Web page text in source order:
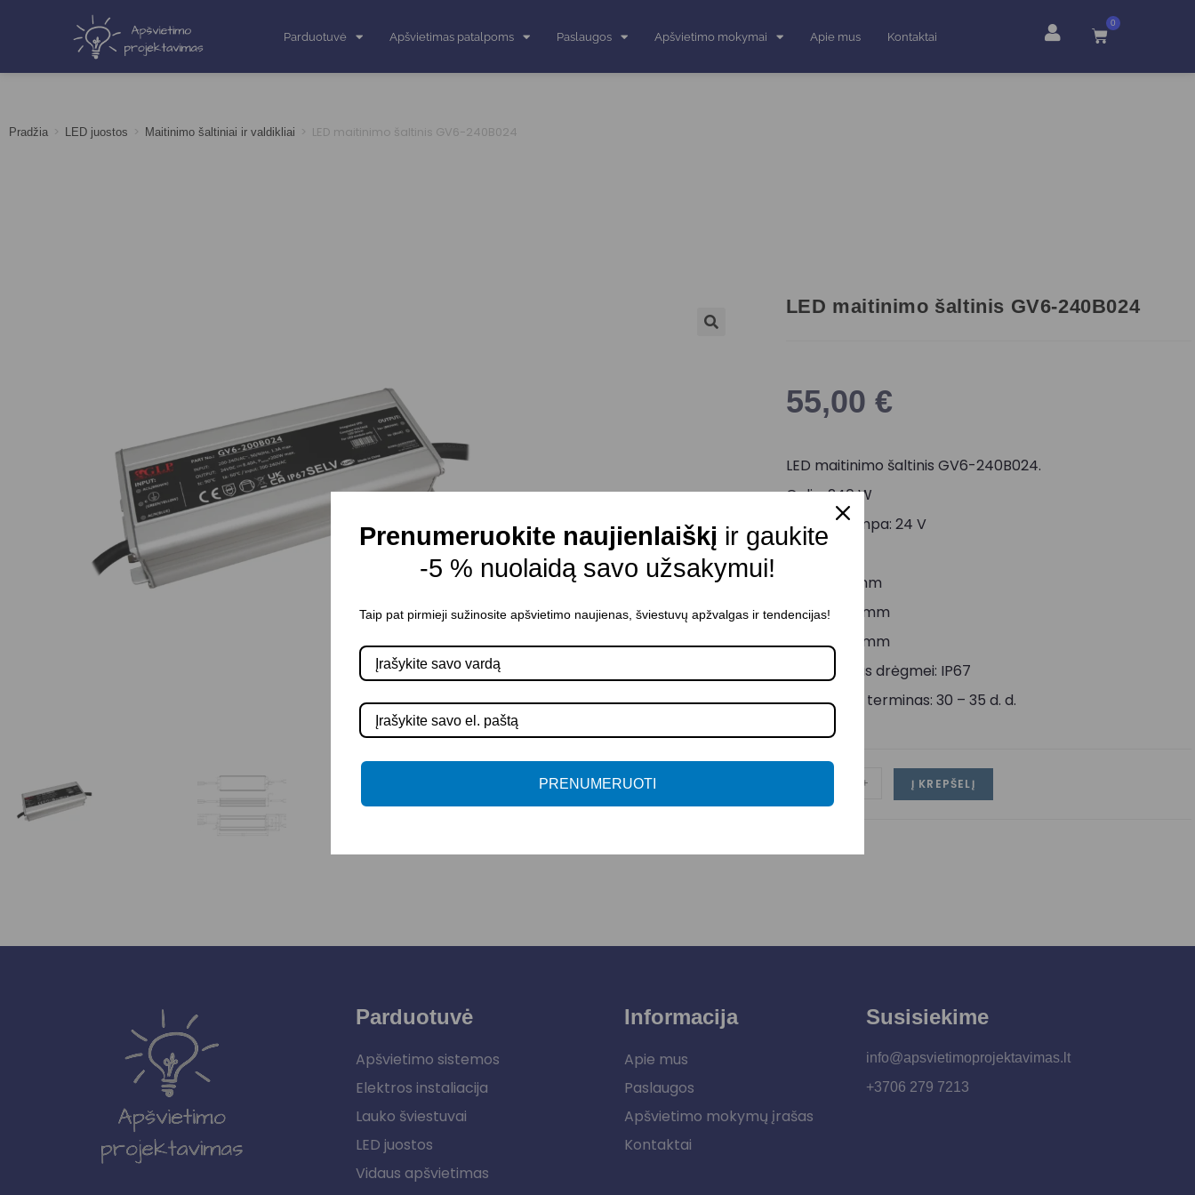
Parduotuvė Apšvietimas patalpoms Paslaugos Apšvietimo mokymai Apie mus Kontaktai
0
Pradžia > LED juostos > Maitinimo šaltiniai ir valdikliai > LED maitinimo šaltinis GV6-240B024
LED maitinimo šaltinis GV6-240B024
55,00 €
LED maitinimo šaltinis GV6-240B024.
Galia: 240 W
Išėjimo įtampa: 24 V
Ilgis: 193,5 mm
Plotis: 67.2 mm
Aukštis: 37 mm
Atsparumas drėgmei: IP67
Pristatymo terminas: 30 – 35 d. d.
+ Į KREPŠELĮ
Parduotuvė
Apšvietimo sistemos
Elektros instaliacija
Lauko šviestuvai
LED juostos
Vidaus apšvietimas
Informacija
Apie mus
Paslaugos
Apšvietimo mokymų įrašas
Kontaktai
Susisiekime
info@apsvietimoprojektavimas.lt
+3706 279 7213
Prenumeruokite naujienlaiškį ir gaukite
-5 % nuolaidą savo užsakymui!
Taip pat pirmieji sužinosite apšvietimo naujienas, šviestuvų apžvalgas ir tendencijas!
PRENUMERUOTI